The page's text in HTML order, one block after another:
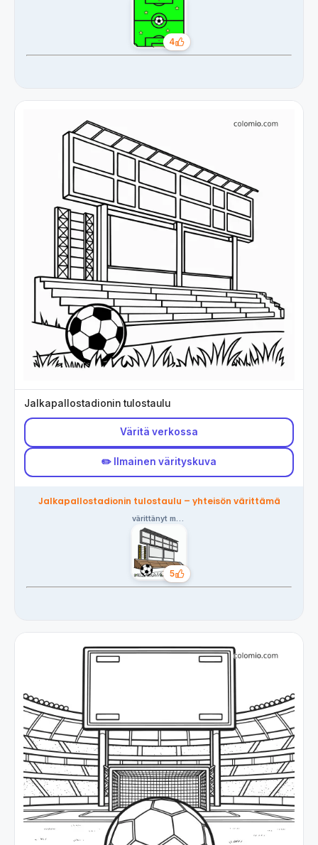
4
Tykkäykset
Jalkapallostadionin tulostaulu
Väritä verkossa
✏️ Ilmainen värityskuva
Jalkapallostadionin tulostaulu – yhteisön värittämä
5
Tykkäykset